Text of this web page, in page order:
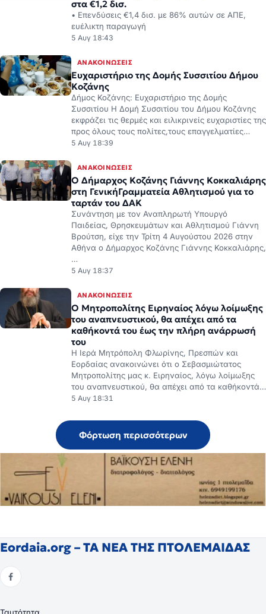
στα €1,2 δισ.
• Επενδύσεις €1,4 δισ. με 86% αυτών σε ΑΠΕ,
ευέλικτη παραγωγή
5 Αυγ 18:43
ΑΝΑΚΟΙΝΏΣΕΙΣ
Ευχαριστήριο της Δομής Συσσιτίου Δήμου
Κοζάνης
Δήμος Κοζάνης: Ευχαριστήριο της Δομής
Συσσιτίου Η Δομή Συσσιτίου του Δήμου Κοζάνης
εκφράζει τις θερμές και ειλικρινείς ευχαριστίες της
προς όλους τους πολίτες,τους επαγγελματίες…
5 Αυγ 18:39
ΑΝΑΚΟΙΝΏΣΕΙΣ
Ο Δήμαρχος Κοζάνης Γιάννης Κοκκαλιάρης
στη ΓενικήΓραμματεία Αθλητισμού για το
ταρτάν του ΔΑΚ
Συνάντηση με τον Αναπληρωτή Υπουργό
Παιδείας, Θρησκευμάτων και Αθλητισμού Γιάννη
Βρούτση, είχε την Τρίτη 4 Αυγούστου 2026 στην
Αθήνα ο Δήμαρχος Κοζάνης Γιάννης Κοκκαλιάρης,
…
5 Αυγ 18:37
ΑΝΑΚΟΙΝΏΣΕΙΣ
Ο Μητροπολίτης Ειρηναίος λόγω λοίμωξης
του αναπνευστικού, θα απέχει από τα
καθήκοντά του έως την πλήρη ανάρρωσή
του
Η Ιερά Μητρόπολη Φλωρίνης, Πρεσπών και
Εορδαίας ανακοινώνει ότι ο Σεβασμιώτατος
Μητροπολίτης μας κ. Ειρηναίος, λόγω λοίμωξης
του αναπνευστικού, θα απέχει από τα καθήκοντά…
5 Αυγ 18:31
Φόρτωση περισσότερων
Eordaia.org – ΤΑ ΝΕΑ ΤΗΣ ΠΤΟΛΕΜΑΙΔΑΣ